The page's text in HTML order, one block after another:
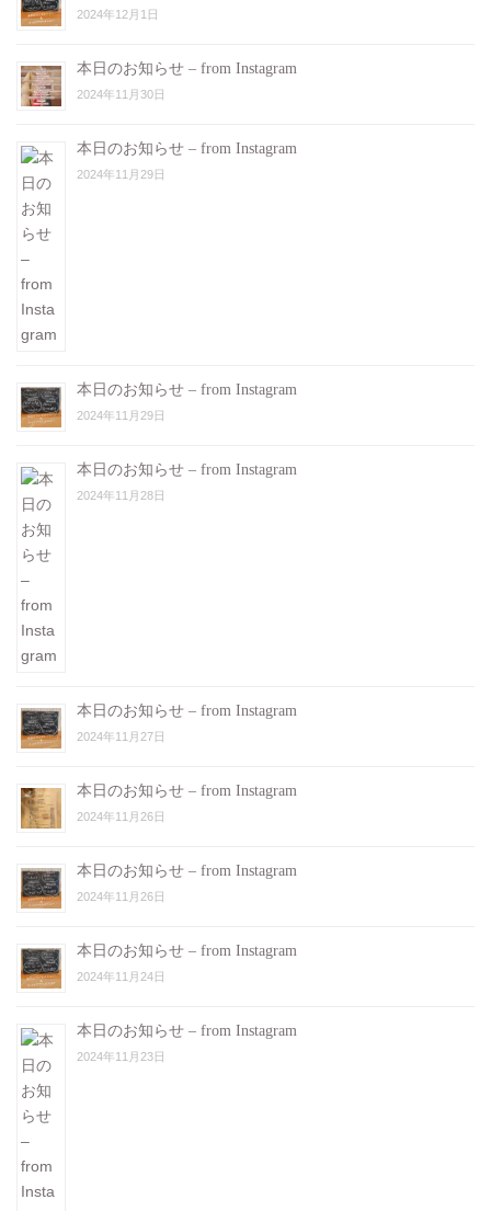
2024年12月1日
本日のお知らせ – from Instagram
2024年11月30日
本日のお知らせ – from Instagram
2024年11月29日
本日のお知らせ – from Instagram
2024年11月29日
本日のお知らせ – from Instagram
2024年11月28日
本日のお知らせ – from Instagram
2024年11月27日
本日のお知らせ – from Instagram
2024年11月26日
本日のお知らせ – from Instagram
2024年11月26日
本日のお知らせ – from Instagram
2024年11月24日
本日のお知らせ – from Instagram
2024年11月23日